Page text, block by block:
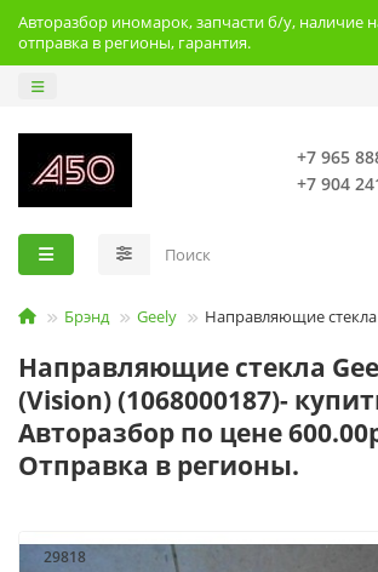
Авторазбор иномарок, запчасти б/у, наличие
отправка в регионы, гарантия.
+7 965
+7 904
Брэнд Geely Направляющие стекла
Направляющие стекла
(Vision) (1068000187)-
Авторазбор по цене
Отправка в регионы.
29818